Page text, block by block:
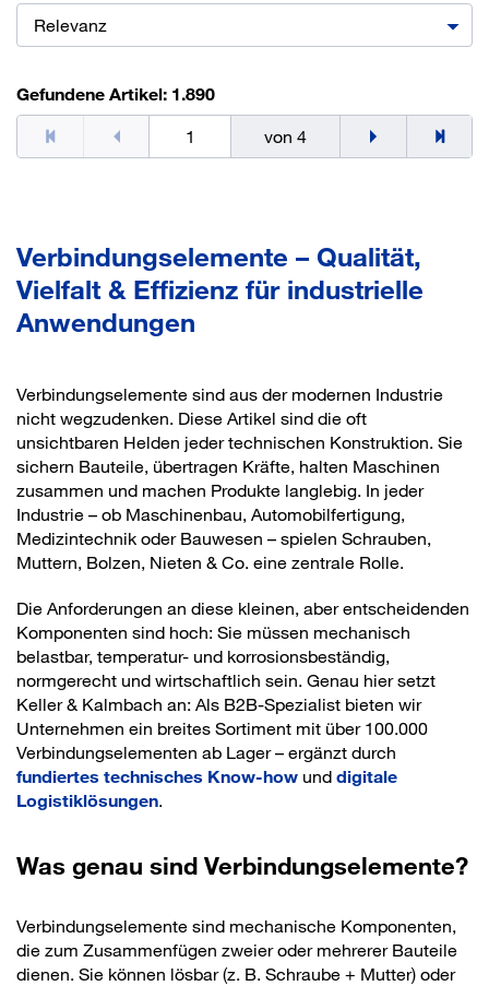
Relevanz
Gefundene Artikel: 1.890
von 4
Verbindungselemente – Qualität,
Vielfalt & Effizienz für industrielle
Anwendungen
Verbindungselemente sind aus der modernen Industrie
nicht wegzudenken. Diese Artikel sind die oft
unsichtbaren Helden jeder technischen Konstruktion. Sie
sichern Bauteile, übertragen Kräfte, halten Maschinen
zusammen und machen Produkte langlebig. In jeder
Industrie – ob Maschinenbau, Automobilfertigung,
Medizintechnik oder Bauwesen – spielen Schrauben,
Muttern, Bolzen, Nieten & Co. eine zentrale Rolle.
Die Anforderungen an diese kleinen, aber entscheidenden
Komponenten sind hoch: Sie müssen mechanisch
belastbar, temperatur- und korrosionsbeständig,
normgerecht und wirtschaftlich sein. Genau hier setzt
Keller & Kalmbach an: Als B2B-Spezialist bieten wir
Unternehmen ein breites Sortiment mit über 100.000
Verbindungselementen ab Lager – ergänzt durch
fundiertes technisches Know-how und digitale
Logistiklösungen.
Was genau sind Verbindungselemente?
Verbindungselemente sind mechanische Komponenten,
die zum Zusammenfügen zweier oder mehrerer Bauteile
dienen. Sie können lösbar (z. B. Schraube + Mutter) oder